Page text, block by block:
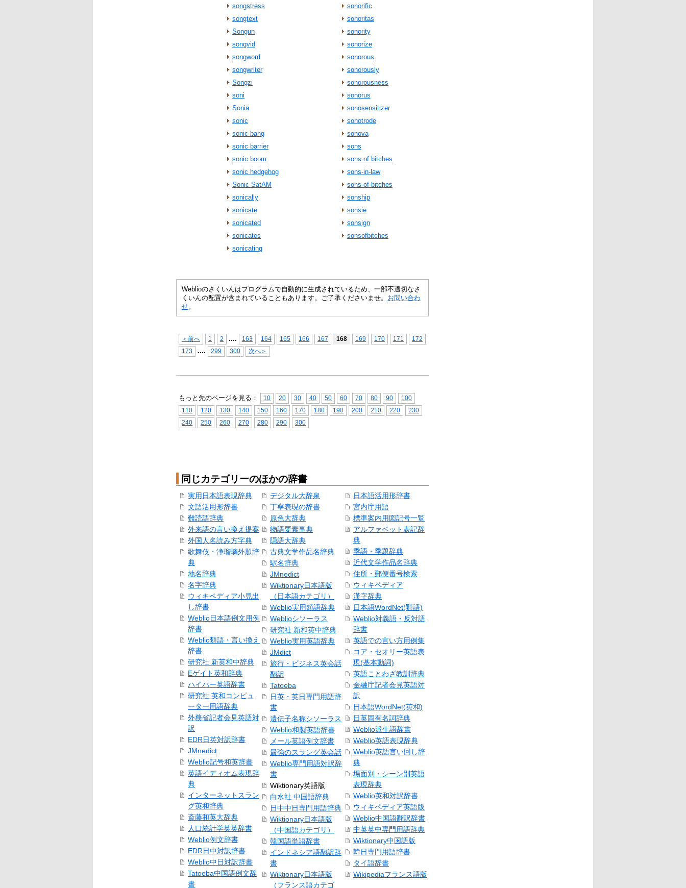
songstress
songtext
Songun
songvid
songword
songwriter
Songzi
soni
Sonia
sonic
sonic bang
sonic barrier
sonic boom
sonic hedgehog
Sonic SatAM
sonically
sonicate
sonicated
sonicates
sonicating
sonorific
sonoritas
sonority
sonorize
sonorous
sonorously
sonorousness
sonorus
sonosensitizer
sonotrode
sonova
sons
sons of bitches
sons-in-law
sons-of-bitches
sonship
sonsie
sonsign
sonsofbitches
Weblioのさくいんはプログラムで自動的に生成されているため、一部不適切なさ
くいんの配置が含まれていることもあります。ご了承くださいませ。 お問い合わ
せ。
＜前へ 1 2 .... 163 164 165 166 167 168 169 170 171
172
173
.... 299 300 次へ＞
もっと先のページを見る： 10 20 30 40 50 60 70 80 90
100
110
120 130 140 150 160 170 180 190 200 210 220
230
240
250 260 270 280 290 300
同じカテゴリーのほかの辞書
実用日本語表現辞典
文語活用形辞書
難読語辞典
外来語の言い換え提案
外国人名読み方字典
歌舞伎・浄瑠璃外題辞
典
地名辞典
名字辞典
ウィキペディア小見出
し辞書
Weblio日本語例文用例
辞書
Weblio類語・言い換え
辞書
研究社 新英和中辞典
Eゲイト英和辞典
ハイパー英語辞書
研究社 英和コンピュ
ーター用語辞典
外務省記者会見英語対
訳
EDR日英対訳辞書
JMnedict
Weblio記号和英辞書
英語イディオム表現辞
典
インターネットスラン
グ英和辞典
斎藤和英大辞典
人口統計学英英辞書
Weblio例文辞書
EDR日中対訳辞書
Weblio中日対訳辞書
Tatoeba中国語例文辞
書
デジタル大辞泉
丁寧表現の辞書
原色大辞典
物語要素事典
隠語大辞典
古典文学作品名辞典
駅名辞典
JMnedict
Wiktionary日本語版
（日本語カテゴリ）
Weblio実用類語辞典
Weblioシソーラス
研究社 新和英中辞典
Weblio実用英語辞典
JMdict
旅行・ビジネス英会話
翻訳
Tatoeba
日英・英日専門用語辞
書
遺伝子名称シソーラス
Weblio和製英語辞書
メール英語例文辞書
最強のスラング英会話
Weblio専門用語対訳辞
書
Wiktionary英語版
白水社 中国語辞典
日中中日専門用語辞典
Wiktionary日本語版
（中国語カテゴリ）
韓国語単語辞書
インドネシア語翻訳辞
書
Wiktionary日本語版
（フランス語カテゴ
日本語活用形辞書
宮内庁用語
標準案内用図記号一覧
アルファベット表記辞
典
季語・季題辞典
近代文学作品名辞典
住所・郵便番号検索
ウィキペディア
漢字辞典
日本語WordNet(類語)
Weblio対義語・反対語
辞書
英語での言い方用例集
コア・セオリー英語表
現(基本動詞)
英語ことわざ教訓辞典
金融庁記者会見英語対
訳
日本語WordNet(英和)
日英固有名詞辞典
Weblio派生語辞書
Weblio英語表現辞典
Weblio英語言い回し辞
典
場面別・シーン別英語
表現辞典
Weblio英和対訳辞書
ウィキペディア英語版
Weblio中国語翻訳辞書
中英英中専門用語辞典
Wiktionary中国語版
韓日専門用語辞書
タイ語辞書
Wikipediaフランス語版